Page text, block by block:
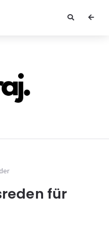
für